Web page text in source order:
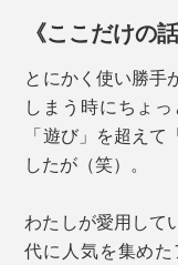
《ここだけの
とにかく使い勝手
しまう時にちょ
「遊び」を超え
したが（笑）。
わたしが愛用して
代に人気を集め